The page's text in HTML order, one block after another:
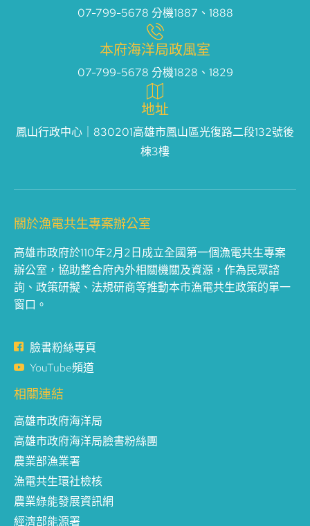
07-799-5678 分機1887、1888
本府海洋局政風室
07-799-5678 分機1828、1829
地址
鳳山行政中心｜830201高雄市鳳山區光復路二段132號後
棟3樓
關於漁電共生專案辦公室
高雄市政府於110年2月2日成立全國第一個漁電共生專案
辦公室，協助整合府內外相關機關及資源，作為民眾諮
詢、政策研擬、法規研商等推動本市漁電共生政策的單一
窗口。
臉書粉絲專頁
YouTube頻道
相關連結
高雄市政府海洋局
高雄市政府海洋局臉書粉絲團
農業部漁業署
漁電共生環社檢核
農業綠能發展資訊網
經濟部能源署